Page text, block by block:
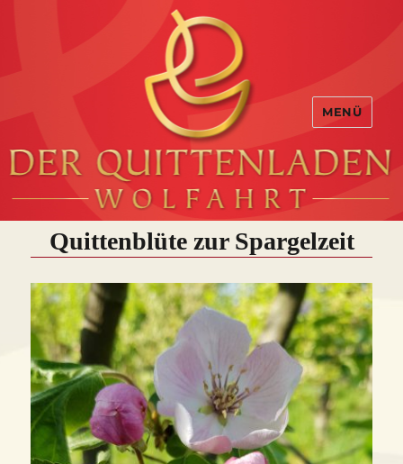
MENÜ
Quittenblüte zur Spargelzeit